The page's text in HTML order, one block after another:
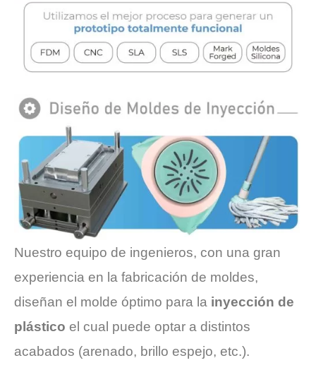
Nuestro equipo de ingenieros, con una gran
experiencia en la fabricación de moldes,
diseñan el molde óptimo para la inyección de
plástico el cual puede optar a distintos
acabados (arenado, brillo espejo, etc.).